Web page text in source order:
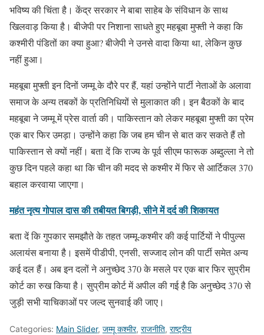
भविष्य की चिंता है। केंद्र सरकार ने बाबा साहेब के संविधान के साथ
खिलवाड़ किया है। बीजेपी पर निशाना साधते हुए महबूबा मुफ्ती ने कहा कि
कश्मीरी पंडितों का क्या हुआ? बीजेपी ने उनसे वादा किया था, लेकिन कुछ
नहीं हुआ।
महबूबा मुफ्ती इन दिनों जम्मू के दौरे पर हैं, यहां उन्होंने पार्टी नेताओं के अलावा
समाज के अन्य तबकों के प्रतिनिधियों से मुलाकात की। इन बैठकों के बाद
महबूबा ने जम्मू में प्रेस वार्ता की। पाकिस्तान को लेकर महबूबा मुफ्ती का प्रेम
एक बार फिर उमड़ा। उन्होंने कहा कि जब हम चीन से बात कर सकते हैं तो
पाकिस्तान से क्यों नहीं। बता दें कि राज्य के पूर्व सीएम फारूक अब्दुल्ला ने तो
कुछ दिन पहले कहा था कि चीन की मदद से कश्मीर में फिर से आर्टिकल 370
बहाल करवाया जाएगा।
महंत नृत्य गोपाल दास की तबीयत बिगड़ी, सीने में दर्द की शिकायत
बता दें कि गुपकार समझौते के तहत जम्मू-कश्मीर की कई पार्टियों ने पीपुल्स
अलायंस बनाया है। इसमें पीडीपी, एनसी, सज्जाद लोन की पार्टी समेत अन्य
कई दल हैं। अब इन दलों ने अनुच्छेद 370 के मसले पर एक बार फिर सुप्रीम
कोर्ट का रुख किया है। सुप्रीम कोर्ट में अपील की गई है कि अनुच्छेद 370 से
जुड़ी सभी याचिकाओं पर जल्द सुनवाई की जाए।
Categories: Main Slider, जम्मू कश्मीर, राजनीति, राष्ट्रीय